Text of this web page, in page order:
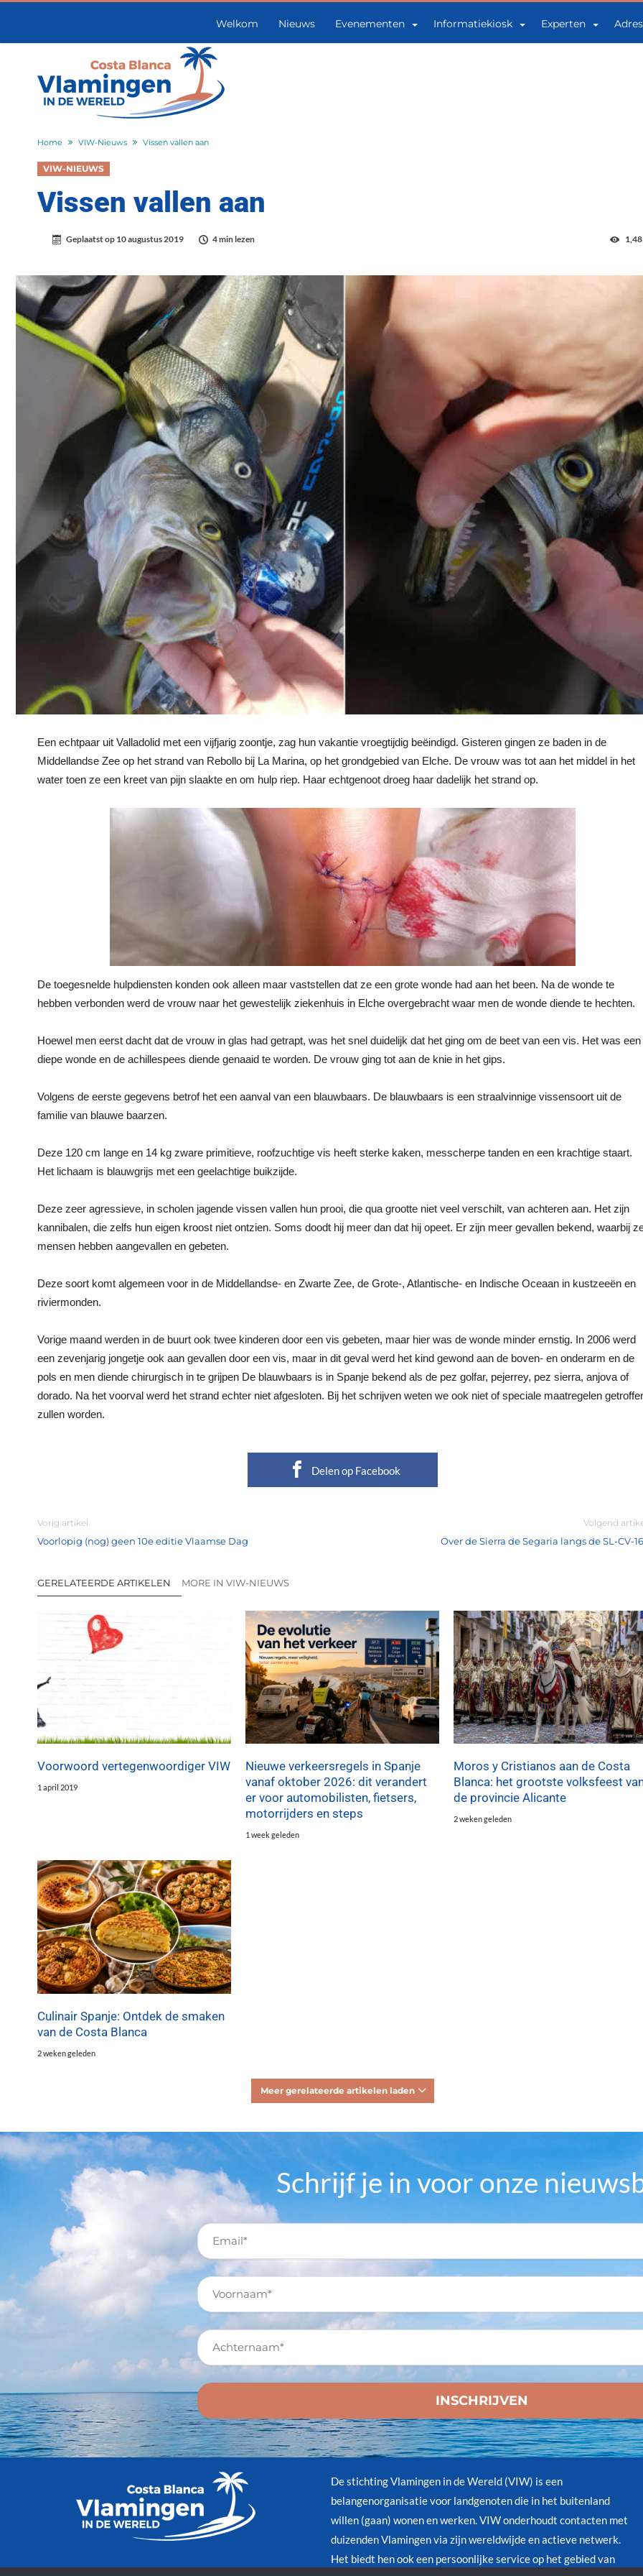
Welkom Nieuws Evenementen Informatiekiosk Experten
Home VIW-Nieuws Vissen vallen aan
VIW-NIEUWS
Vissen vallen aan
Geplaatst op 10 augustus 2019 4 min lezen
Een echtpaar uit Valladolid met een vijfjarig zoontje, zag hun vakantie vroegtijdig beëindigd. Gisteren gingen ze baden in de
Middellandse Zee op het strand van Rebollo bij La Marina, op het grondgebied van Elche. De vrouw was tot aan het middel in het
water toen ze een kreet van pijn slaakte en om hulp riep. Haar echtgenoot droeg haar dadelijk het strand op.
De toegesnelde hulpdiensten konden ook alleen maar vaststellen dat ze een grote wonde had aan het been. Na de wonde te
hebben verbonden werd de vrouw naar het gewestelijk ziekenhuis in Elche overgebracht waar men de wonde diende te hechten.
Hoewel men eerst dacht dat de vrouw in glas had getrapt, was het snel duidelijk dat het ging om de beet van een vis. Het was een
diepe wonde en de achillespees diende genaaid te worden. De vrouw ging tot aan de knie in het gips.
Volgens de eerste gegevens betrof het een aanval van een blauwbaars. De blauwbaars is een straalvinnige vissensoort uit de
familie van blauwe baarzen.
Deze 120 cm lange en 14 kg zware primitieve, roofzuchtige vis heeft sterke kaken, messcherpe tanden en een krachtige staart.
Het lichaam is blauwgrijs met een geelachtige buikzijde.
Deze zeer agressieve, in scholen jagende vissen vallen hun prooi, die qua grootte niet veel verschilt, van achteren aan. Het zijn
kannibalen, die zelfs hun eigen kroost niet ontzien. Soms doodt hij meer dan dat hij opeet. Er zijn meer gevallen bekend, waarbij
mensen hebben aangevallen en gebeten.
Deze soort komt algemeen voor in de Middellandse- en Zwarte Zee, de Grote-, Atlantische- en Indische Oceaan in kustzeeën en
riviermonden.
Vorige maand werden in de buurt ook twee kinderen door een vis gebeten, maar hier was de wonde minder ernstig. In 2006 werd
een zevenjarig jongetje ook aan gevallen door een vis, maar in dit geval werd het kind gewond aan de boven- en onderarm en de
pols en men diende chirurgisch in te grijpen De blauwbaars is in Spanje bekend als de pez golfar, pejerrey, pez sierra, anjova of
dorado. Na het voorval werd het strand echter niet afgesloten. Bij het schrijven weten we ook niet of speciale maatregelen
zullen worden.
Delen op Facebook
Vorig artikel
Voorlopig (nog) geen 10e editie Vlaamse Dag
Volgend
Over de Sierra de Segaria langs de SL-CV-
GERELATEERDE ARTIKELEN MORE IN VIW-NIEUWS
Voorwoord vertegenwoordiger VIW
1 april 2019
Nieuwe verkeersregels in Spanje
vanaf oktober 2026: dit verandert
er voor automobilisten, fietsers,
motorrijders en steps
1 week geleden
Moros y Cristianos aan de Costa
Blanca: het grootste volksfeest
de provincie Alicante
2 weken geleden
Culinair Spanje: Ontdek de smaken
van de Costa Blanca
2 weken geleden
Meer gerelateerde artikelen laden
Schrijf je in voor onze
De stichting Vlamingen in de Wereld (VIW) is een
belangenorganisatie voor landgenoten die in het buitenland
willen (gaan) wonen en werken. VIW onderhoudt contacten met
duizenden Vlamingen via zijn wereldwijde en actieve netwerk.
Het biedt hen ook een persoonlijke service op het gebied van